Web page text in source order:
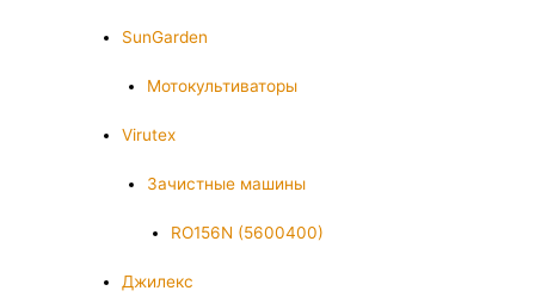
SunGarden
Мотокультиваторы
Virutex
Зачистные машины
RO156N (5600400)
Джилекс